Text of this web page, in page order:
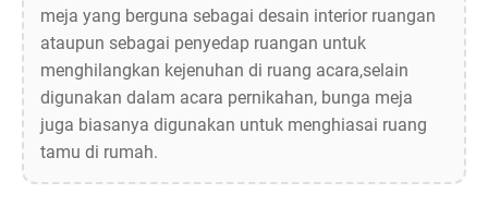
meja yang berguna sebagai desain interior ruangan
ataupun sebagai penyedap ruangan untuk
menghilangkan kejenuhan di ruang acara,selain
digunakan dalam acara pernikahan, bunga meja
juga biasanya digunakan untuk menghiasai ruang
tamu di rumah.